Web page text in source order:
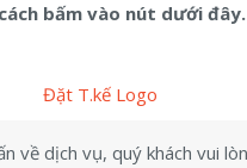
bấm vào nút dưới đây.
Đặt T.kế Logo
về dịch vụ, quý khách vui